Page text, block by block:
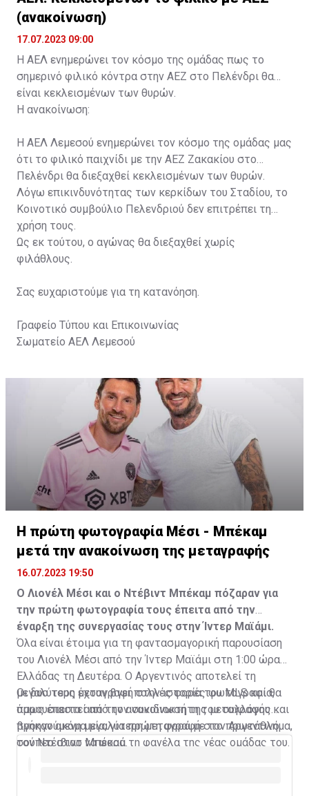
(ανακοίνωση)
17.07.2023 09:00
Η ΑΕΛ ενημερώνει τον κόσμο της ομάδας πως το
σημερινό φιλικό κόντρα στην ΑΕΖ στο Πελένδρι θα
είναι κεκλεισμένων των θυρών.
Η ανακοίνωση:
Η ΑΕΛ Λεμεσού ενημερώνει τον κόσμο της ομάδας μας
ότι το φιλικό παιχνίδι με την ΑΕΖ Ζακακίου στο
Πελένδρι θα διεξαχθεί κεκλεισμένων των θυρών.
Λόγω επικινδυνότητας των κερκίδων του Σταδίου, το
Κοινοτικό συμβούλιο Πελενδριού δεν επιτρέπει τη
χρήση τους.
Ως εκ τούτου, ο αγώνας θα διεξαχθεί χωρίς
φιλάθλους.
Σας ευχαριστούμε για τη κατανόηση.
Γραφείο Τύπου και Επικοινωνίας
Σωματείο ΑΕΛ Λεμεσού
Η πρώτη φωτογραφία Μέσι - Μπέκαμ
μετά την ανακοίνωση της μεταγραφής
16.07.2023 19:50
Ο Λιονέλ Μέσι και ο Ντέβιντ Μπέκαμ πόζαραν για
την πρώτη φωτογραφία τους έπειτα από την
έναρξη της συνεργασίας τους στην Ίντερ Μαϊάμι.
Όλα είναι έτοιμα για τη φαντασμαγορική παρουσίαση
του Λιονέλ Μέσι από την Ίντερ Μαϊάμι στη 1:00 ώρα
Ελλάδας τη Δευτέρα. Ο Αργεντινός αποτελεί τη
μεγαλύτερη μεταγραφή στην ιστορία του MLS και θα
παρουσιαστεί από τον συνιδιοκτήτη του συλλόγου και
προηγούμενη μεγαλύτερη μεταγραφή στο πρωτάθλημα,
τον Ντέιβιντ Μπέκαμ.
Οι δυο τους έχουν βγει πολλές φορές φωτογραφία,
όμως έπειτα από την ανακοίνωση της μεταγραφής
βγήκαν ακόμα μία, για πρώτη φορά με τον Αργεντινό
σούπερ σταρ να φορά τη φανέλα της νέας ομάδας του.